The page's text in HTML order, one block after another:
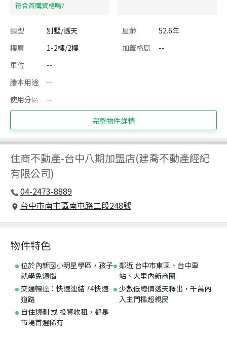
​符合首購資格嗎?
類型 別墅/透天 屋齡
52.6年
樓層
1-2樓/2樓 加蓋格局
--
車位
--
謄本用途
--
使用分區
--
完整物件詳情
住商不動產-台中八期加盟店(建喬不動產經紀
有限公司)
04-2473-8889
台中市南屯區南屯路二段248號
物件特色
位於內新國小明星學區，孩子
就學免煩惱
鄰近 台中市東區、台中車
站、大里內新商圈
交通暢達：快速連結 74快速
道路
少數低總價透天釋出，千萬內
入主門檻超親民
自住規劃 或 投資收租，都是
市場首選稀有